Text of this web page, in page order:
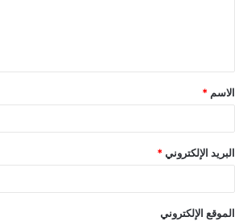
ق
*
الاسم *
البريد الإلكتروني *
الموقع الإلكتروني